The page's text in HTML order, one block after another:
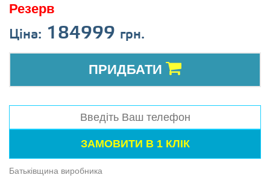
Резерв
Ціна: 184999 грн.
ПРИДБАТИ
Батьківщина виробника